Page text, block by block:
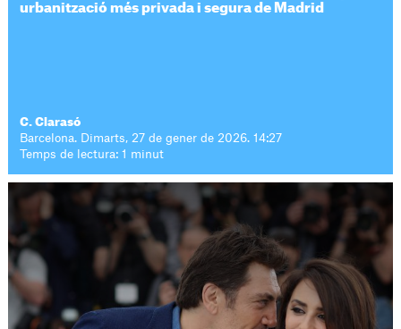
urbanització més privada i segura de Madrid
C. Clarasó
Barcelona. Dimarts, 27 de gener de 2026. 14:27
Temps de lectura: 1 minut